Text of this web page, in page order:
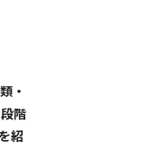
・
階
紹